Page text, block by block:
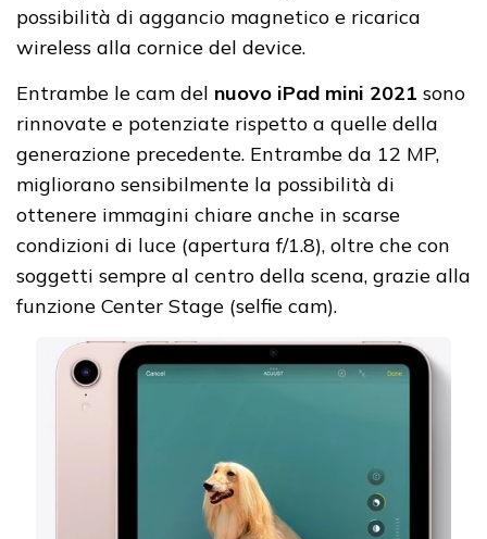
possibilità di aggancio magnetico e ricarica
wireless alla cornice del device.
Entrambe le cam del nuovo iPad mini 2021 sono
rinnovate e potenziate rispetto a quelle della
generazione precedente. Entrambe da 12 MP,
migliorano sensibilmente la possibilità di
ottenere immagini chiare anche in scarse
condizioni di luce (apertura f/1.8), oltre che con
soggetti sempre al centro della scena, grazie alla
funzione Center Stage (selfie cam).